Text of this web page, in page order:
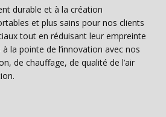
durable et à la création
et plus sains pour nos clients
tout en réduisant leur empreinte
la pointe de l’innovation avec nos
de chauffage, de qualité de l’air